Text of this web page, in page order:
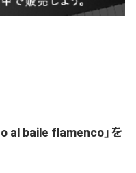
al baile flamenco」を